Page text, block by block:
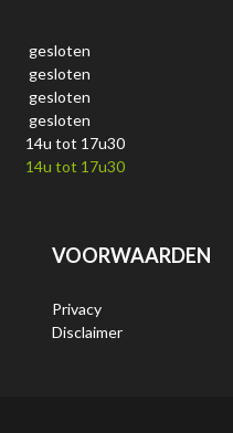
gesloten
gesloten
gesloten
gesloten
14u tot 17u30
14u tot 17u30
VOORWAARDEN
Privacy
Disclaimer